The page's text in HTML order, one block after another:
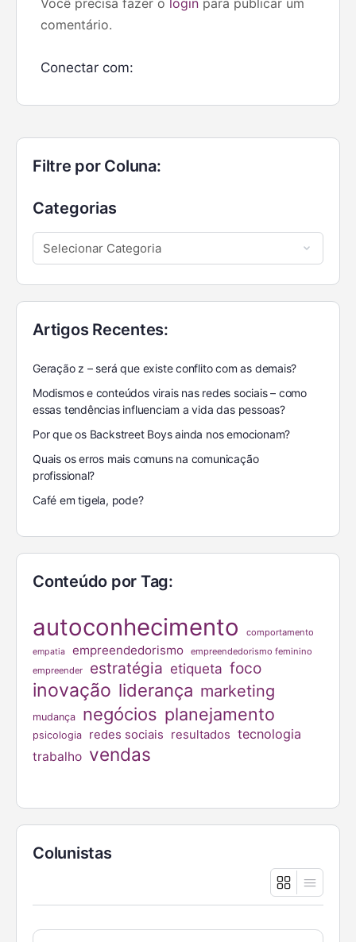
Você precisa fazer o login para publicar um
comentário.
Conectar com:
Filtre por Coluna:
Categorias
Artigos Recentes:
Geração z – será que existe conflito com as demais?
Modismos e conteúdos virais nas redes sociais – como
essas tendências influenciam a vida das pessoas?
Por que os Backstreet Boys ainda nos emocionam?
Quais os erros mais comuns na comunicação
profissional?
Café em tigela, pode?
Conteúdo por Tag:
autoconhecimento comportamento
empatia empreendedorismo
empreendedorismo feminino
empreender
estratégia etiqueta foco
inovação liderança marketing
mudança negócios planejamento
psicologia redes sociais resultados tecnologia
trabalho vendas
Colunistas